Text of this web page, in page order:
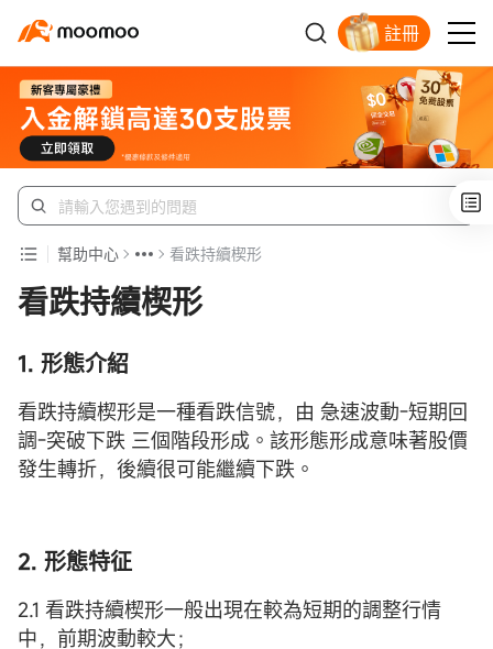
註冊
幫助中心 看跌持續楔形
看跌持續楔形
1. 形態介紹
看跌持續楔形是一種看跌信號，由 急速波動-短期回
調-突破下跌 三個階段形成。該形態形成意味著股價
發生轉折，後續很可能繼續下跌。
2. 形態特征
2.1 看跌持續楔形一般出現在較為短期的調整行情
中，前期波動較大；